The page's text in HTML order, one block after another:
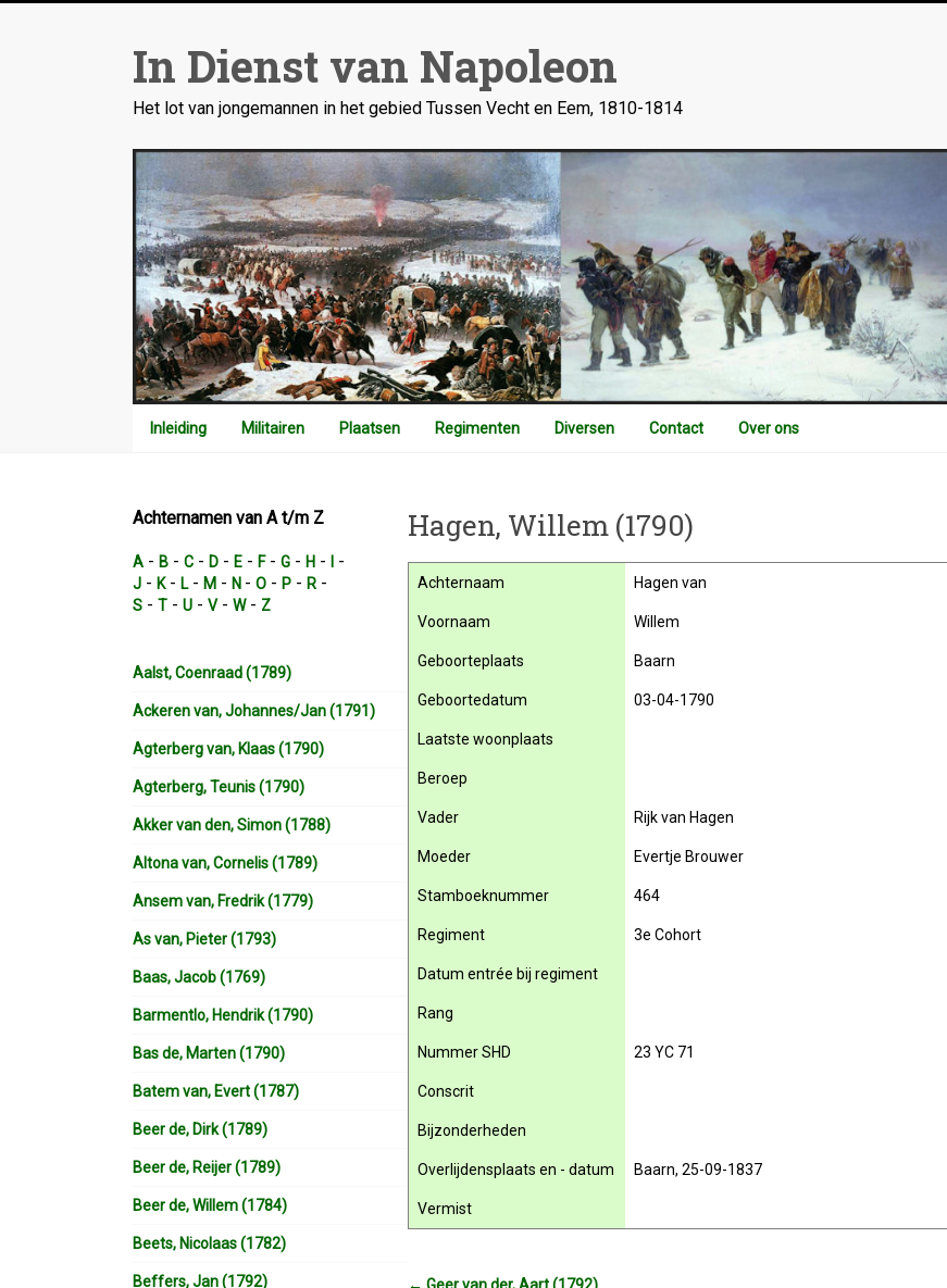
In Dienst van Napoleon
Het lot van jongemannen in het gebied Tussen Vecht en Eem, 1810-1814
Inleiding Militairen Plaatsen Regimenten Diversen Contact Over ons
Hagen, Willem (1790)
Achternaam Hagen van
Voornaam Willem
Geboorteplaats Baarn
Geboortedatum 03-04-1790
Laatste woonplaats
Beroep
Vader Rijk van Hagen
Moeder Evertje Brouwer
Stamboeknummer 464
Regiment 3e Cohort
Datum entrée bij regiment
Rang
Nummer SHD 23 YC 71
Conscrit
Bijzonderheden
Overlijdensplaats en - datum Baarn, 25-09-1837
Vermist
Achternamen van A t/m Z
A - B - C - D - E - F- G - H - -
J - K- L- M - N - O - P - R -
S - T - U - V- W- Z
Aalst, Coenraad (1789)
Ackeren van, Johannes/Jan (1791)
Agterberg van, Klaas (1790)
Agterberg, Teunis (1790)
Akker van den, Simon (1788)
Altona van, Cornelis (1789)
Ansem van, Fredrik (1779)
As van, Pieter (1793)
Baas, Jacob (1769)
Barmentlo, Hendrik (1790)
Bas de, Marten (1790)
Batem van, Evert (1787)
Beer de, Dirk (1789)
Beer de, Reijer (1789)
Beer de, Willem (1784)
Beets, Nicolaas (1782)
Beffers, Jan (1792)